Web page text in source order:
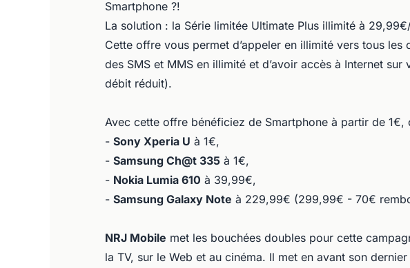
Smartphone ?!
La solution : la Série limitée Ultimate Plus illimité à
Cette offre vous permet d’appeler en illimité vers tous les
des SMS et MMS en illimité et d’avoir accès à Internet
débit réduit).
Avec cette offre bénéficiez de Smartphone à partir de 1€,
- Sony Xperia U à 1€,
- Samsung Ch@t 335 à 1€,
- Nokia Lumia 610 à 39,99€,
- Samsung Galaxy Note à 229,99€ (299,99€ - 70€
NRJ Mobile met les bouchées doubles pour cette
la TV, sur le Web et au cinéma. Il met en avant son dernier